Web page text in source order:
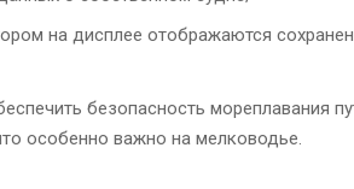
на дисплее отображаются
безопасность мореплавания
особенно важно на мелководье.